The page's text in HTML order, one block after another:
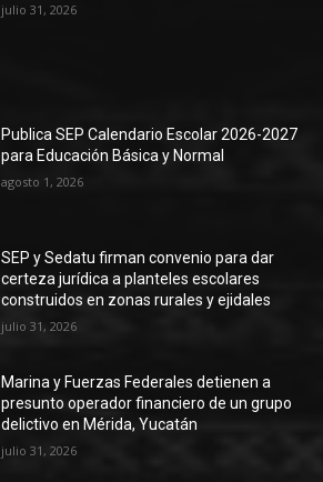
julio 31, 2026
Publica SEP Calendario Escolar 2026-2027
para Educación Básica y Normal
agosto 1, 2026
SEP y Sedatu firman convenio para dar
certeza jurídica a planteles escolares
construidos en zonas rurales y ejidales
julio 31, 2026
Marina y Fuerzas Federales detienen a
presunto operador financiero de un grupo
delictivo en Mérida, Yucatán
julio 31, 2026